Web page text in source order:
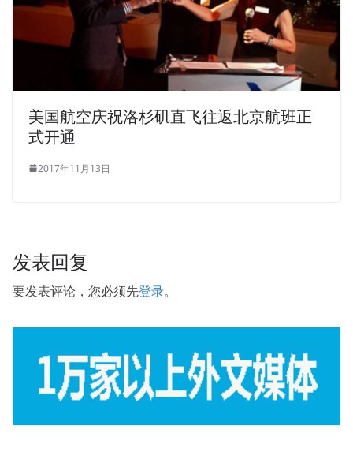
美国航空庆祝洛杉矶直飞往返北京航班正
式开通
2017年11月13日
发表回复
要发表评论，您必须先登录。